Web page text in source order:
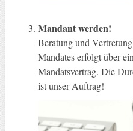
Mandant werden!
Beratung und
Mandates erfolgt über
Mandatsvertrag. Die
ist unser Auftrag!